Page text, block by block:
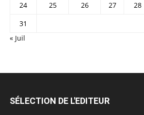
24
25 26 27 28
31
« Juil
SÉLECTION DE L'EDITEUR